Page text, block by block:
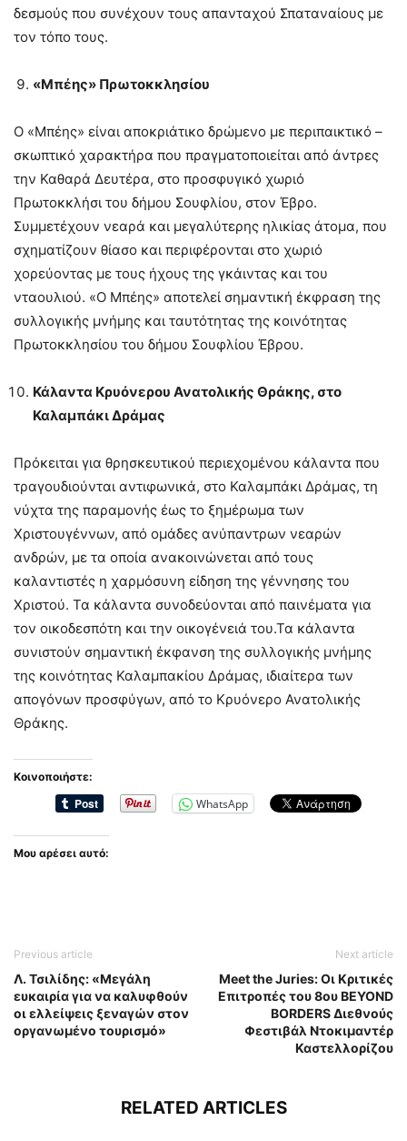
δεσμούς που συνέχουν τους απανταχού Σπαταναίους με
τον τόπο τους.
«Μπέης» Πρωτοκκλησίου
Ο «Μπέης» είναι αποκριάτικο δρώμενο με περιπαικτικό –
σκωπτικό χαρακτήρα που πραγματοποιείται από άντρες
την Καθαρά Δευτέρα, στο προσφυγικό χωριό
Πρωτοκκλήσι του δήμου Σουφλίου, στον Έβρο.
Συμμετέχουν νεαρά και μεγαλύτερης ηλικίας άτομα, που
σχηματίζουν θίασο και περιφέρονται στο χωριό
χορεύοντας με τους ήχους της γκάιντας και του
νταουλιού. «Ο Μπέης» αποτελεί σημαντική έκφραση της
συλλογικής μνήμης και ταυτότητας της κοινότητας
Πρωτοκκλησίου του δήμου Σουφλίου Έβρου.
Κάλαντα Κρυόνερου Ανατολικής Θράκης, στο
Καλαμπάκι Δράμας
Πρόκειται για θρησκευτικού περιεχομένου κάλαντα που
τραγουδιούνται αντιφωνικά, στο Καλαμπάκι Δράμας, τη
νύχτα της παραμονής έως το ξημέρωμα των
Χριστουγέννων, από ομάδες ανύπαντρων νεαρών
ανδρών, με τα οποία ανακοινώνεται από τους
καλαντιστές η χαρμόσυνη είδηση της γέννησης του
Χριστού. Τα κάλαντα συνοδεύονται από παινέματα για
τον οικοδεσπότη και την οικογένειά του.Τα κάλαντα
συνιστούν σημαντική έκφανση της συλλογικής μνήμης
της κοινότητας Καλαμπακίου Δράμας, ιδιαίτερα των
απογόνων προσφύγων, από το Κρυόνερο Ανατολικής
Θράκης.
Κοινοποιήστε:
WhatsApp
Μου αρέσει αυτό:
Previous article
Λ. Τσιλίδης: «Μεγάλη
ευκαιρία για να καλυφθούν
οι ελλείψεις ξεναγών στον
οργανωμένο τουρισμό»
Next article
Meet the Juries: Οι Κριτικές
Επιτροπές του 8ου BEYOND
BORDERS Διεθνούς
Φεστιβάλ Ντοκιμαντέρ
Καστελλορίζου
RELATED ARTICLES